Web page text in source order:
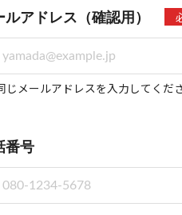
ルアドレス（確認用）
じメールアドレスを入力してくださ
番号